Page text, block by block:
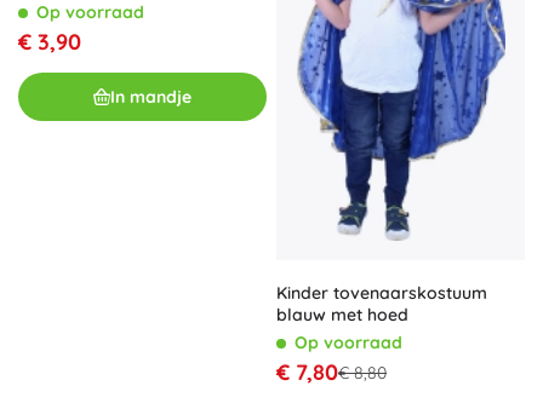
Op voorraad
€ 3,90
In mandje
Kinder tovenaarskostuum
blauw met hoed
Op voorraad
€ 7,80€ 8,80